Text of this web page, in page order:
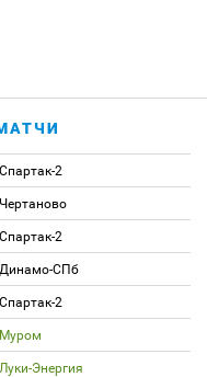
Спартак-2
Чертаново
Спартак-2
Динамо-СПб
Спартак-2
Муром
Луки-Энергия